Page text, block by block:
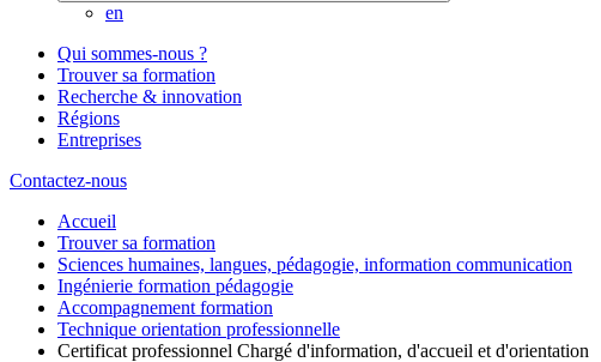
en
Qui sommes-nous ?
Trouver sa formation
Recherche & innovation
Régions
Entreprises
Contactez-nous
Accueil
Trouver sa formation
Sciences humaines, langues, pédagogie, information communication
Ingénierie formation pédagogie
Accompagnement formation
Technique orientation professionnelle
Certificat professionnel Chargé d'information, d'accueil et d'orientation